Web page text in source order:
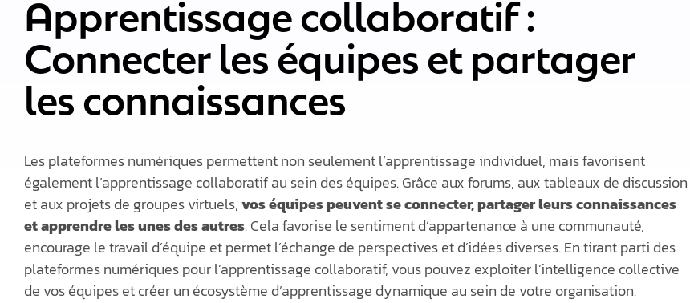
Apprentissage collaboratif :
Connecter les équipes et partager
les connaissances
Les plateformes numériques permettent non seulement l’apprentissage individuel, mais favorisent
également l’apprentissage collaboratif au sein des équipes. Grâce aux forums, aux tableaux de discussion
et aux projets de groupes virtuels,vos équipes peuvent se connecter, partager leurs connaissances
et apprendre les unes des autres. Cela favorise le sentiment d’appartenance à une communauté,
encourage le travail d’équipe et permet l’échange de perspectives et d’idées diverses. En tirant parti des
plateformes numériques pour l’apprentissage collaboratif, vous pouvez exploiter l’intelligence collective
de vos équipes et créer un écosystème d’apprentissage dynamique au sein de votre organisation.